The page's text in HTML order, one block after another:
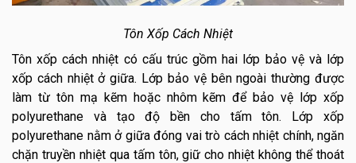
Tôn Xốp Cách Nhiệt
Tôn xốp cách nhiệt có cấu trúc gồm hai lớp bảo vệ và lớp
xốp cách nhiệt ở giữa. Lớp bảo vệ bên ngoài thường được
làm từ tôn mạ kẽm hoặc nhôm kẽm để bảo vệ lớp xốp
polyurethane và tạo độ bền cho tấm tôn. Lớp xốp
polyurethane nằm ở giữa đóng vai trò cách nhiệt chính, ngăn
chặn truyền nhiệt qua tấm tôn, giữ cho nhiệt không thể thoát